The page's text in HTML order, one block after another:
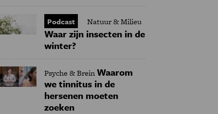
Podcast Natuur & Milieu
Waar zijn insecten in de
winter?
Psyche & BreinWaarom
we tinnitus in de
hersenen moeten
zoeken